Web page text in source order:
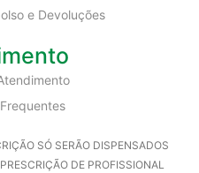
e Devoluções
SÓ SERÃO DISPENSADOS
DE PROFISSIONAL